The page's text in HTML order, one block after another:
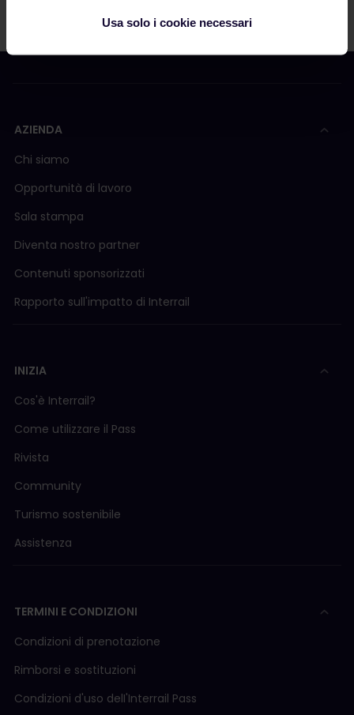
Usa solo i cookie necessari
AZIENDA
Chi siamo
Opportunità di lavoro
Sala stampa
Diventa nostro partner
Contenuti sponsorizzati
Rapporto sull'impatto di Interrail
INIZIA
Cos'è Interrail?
Come utilizzare il Pass
Rivista
Community
Turismo sostenibile
Assistenza
TERMINI E CONDIZIONI
Condizioni di prenotazione
Rimborsi e sostituzioni
Condizioni d'uso delI'Interrail Pass